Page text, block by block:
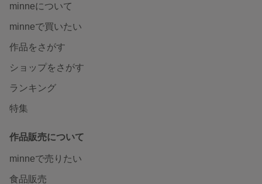
minneについて
minneで買いたい
作品をさがす
ショップをさがす
ランキング
特集
作品販売について
minneで売りたい
食品販売